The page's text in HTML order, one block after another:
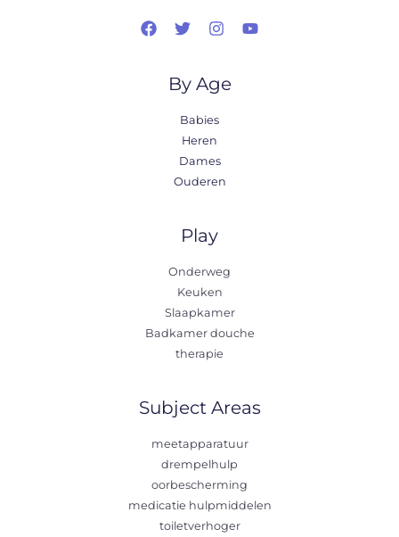
By Age
Babies
Heren
Dames
Ouderen
Play
Onderweg
Keuken
Slaapkamer
Badkamer douche
therapie
Subject Areas
meetapparatuur
drempelhulp
oorbescherming
medicatie hulpmiddelen
toiletverhoger